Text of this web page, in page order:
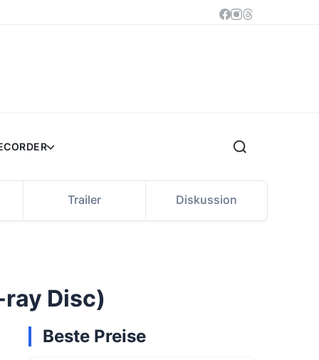
Trailer Diskussion
ray Disc)
Beste Preise